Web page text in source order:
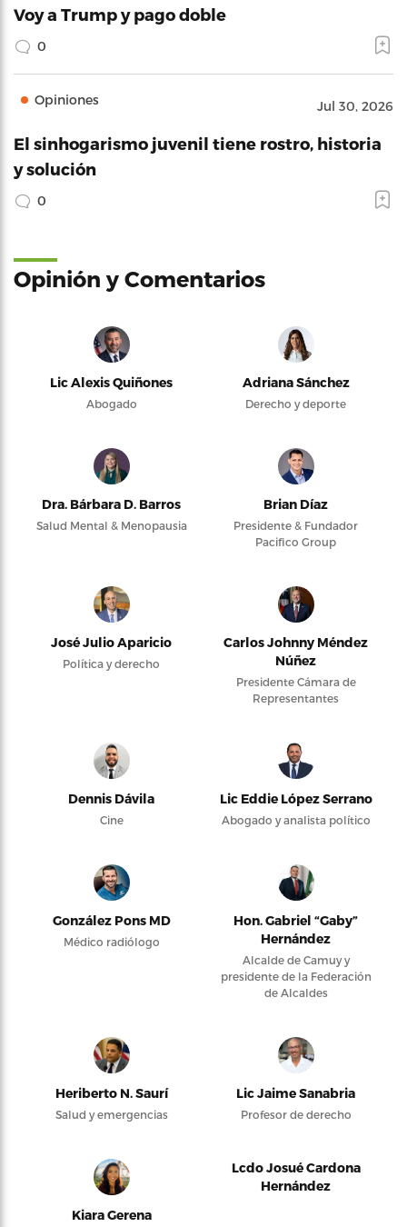
Voy a Trump y pago doble
0
Opiniones Jul 30, 2026
El sinhogarismo juvenil tiene rostro, historia
y solución
0
Opinión y Comentarios
Lic Alexis Quiñones
Abogado
Adriana Sánchez
Derecho y deporte
Dra. Bárbara D. Barros
Salud Mental & Menopausia
Brian Díaz
Presidente & Fundador
Pacifico Group
José Julio Aparicio
Política y derecho
Carlos Johnny Méndez
Núñez
Presidente Cámara de
Representantes
Dennis Dávila
Cine
Lic Eddie López Serrano
Abogado y analista político
González Pons MD
Médico radiólogo
Hon. Gabriel “Gaby”
Hernández
Alcalde de Camuy y
presidente de la Federación
de Alcaldes
Heriberto N. Saurí
Salud y emergencias
Lic Jaime Sanabria
Profesor de derecho
Kiara Gerena
Lcdo Josué Cardona
Hernández